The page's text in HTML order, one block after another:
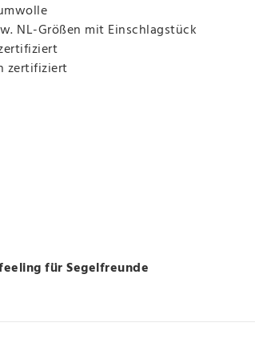
NL-Größen mit Einschlagstück
zertifiziert
für Segelfreunde